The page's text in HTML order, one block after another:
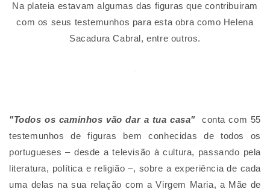
Na plateia estavam algumas das figuras que contribuiram
com os seus testemunhos para esta obra como Helena
Sacadura Cabral, entre outros.
"Todos os caminhos vão dar a tua casa" conta com 55
testemunhos de figuras bem conhecidas de todos os
portugueses – desde a televisão à cultura, passando pela
literatura, política e religião –, sobre a experiência de cada
uma delas na sua relação com a Virgem Maria, a Mãe de